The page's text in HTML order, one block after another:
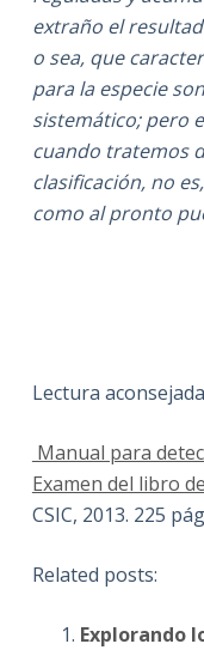
extraño el
o sea, que
para la especie
sistemático; pero
cuando tratemos
clasificación, no
como al pronto
Lectura
Manual para
Examen del libro
CSIC, 2013. 225
Related posts:
Explorando